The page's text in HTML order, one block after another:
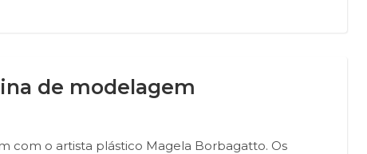
de modelagem
com o artista plástico Magela Borbagatto. Os